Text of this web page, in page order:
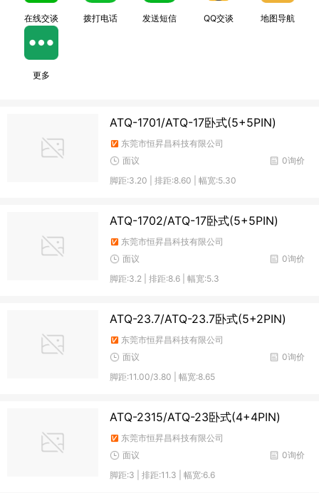
在线交谈 拨打电话 发送短信 QQ交谈 地图导航
更多
ATQ-1701/ATQ-17卧式(5+5PIN)
东莞市恒昇昌科技有限公司
0询价
面议
脚距:3.20 | 排距:8.60 | 幅宽:5.30
ATQ-1702/ATQ-17卧式(5+5PIN)
东莞市恒昇昌科技有限公司
0询价
面议
脚距:3.2 | 排距:8.6 | 幅宽:5.3
ATQ-23.7/ATQ-23.7卧式(5+2PIN)
东莞市恒昇昌科技有限公司
0询价
面议
脚距:11.00/3.80 | 幅宽:8.65
ATQ-2315/ATQ-23卧式(4+4PIN)
东莞市恒昇昌科技有限公司
0询价
面议
脚距:3 | 排距:11.3 | 幅宽:6.6